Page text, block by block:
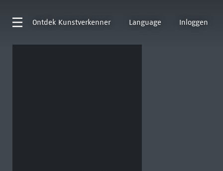
Ontdek Kunstverkenner Language Inloggen